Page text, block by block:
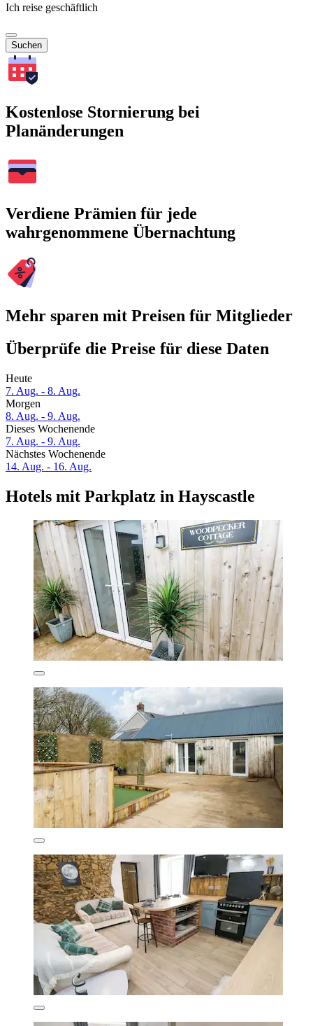
Ich reise geschäftlich
Suchen
Kostenlose Stornierung bei
Planänderungen
Verdiene Prämien für jede
wahrgenommene Übernachtung
Mehr sparen mit Preisen für Mitglieder
Überprüfe die Preise für diese Daten
Heute
7. Aug. - 8. Aug.
Morgen
8. Aug. - 9. Aug.
Dieses Wochenende
7. Aug. - 9. Aug.
Nächstes Wochenende
14. Aug. - 16. Aug.
Hotels mit Parkplatz in Hayscastle